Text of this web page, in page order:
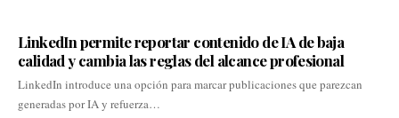
LinkedIn permite reportar contenido de IA de baja
calidad y cambia las reglas del alcance profesional
LinkedIn introduce una opción para marcar publicaciones que parezcan
generadas por IA y refuerza…